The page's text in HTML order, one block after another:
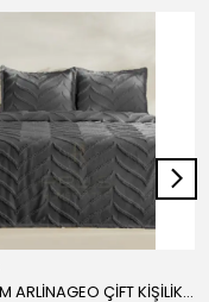
BOHEM ARLİNAGEO ÇİFT KİŞİLİK YATAK ÖRTÜSÜ TAKIMI 230x240 - ANTRASİT -